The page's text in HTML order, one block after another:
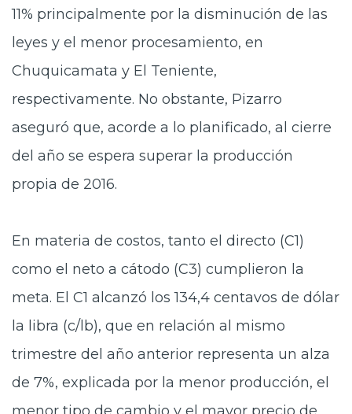
11% principalmente por la disminución de las
leyes y el menor procesamiento, en
Chuquicamata y El Teniente,
respectivamente. No obstante, Pizarro
aseguró que, acorde a lo planificado, al cierre
del año se espera superar la producción
propia de 2016.
En materia de costos, tanto el directo (C1)
como el neto a cátodo (C3) cumplieron la
meta. El C1 alcanzó los 134,4 centavos de dólar
la libra (c/lb), que en relación al mismo
trimestre del año anterior representa un alza
de 7%, explicada por la menor producción, el